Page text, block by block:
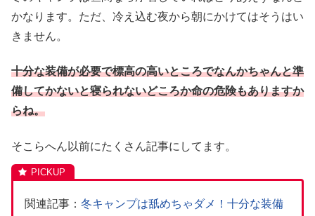
かなります。ただ、冷え込む夜から朝にかけてはそうはい
きません。
十分な装備が必要で標高の高いところでなんかちゃんと準
備してかないと寝られないどころか命の危険もありますか
らね。
そこらへん以前にたくさん記事にしてます。
関連記事： 冬キャンプは舐めちゃダメ！十分な装備